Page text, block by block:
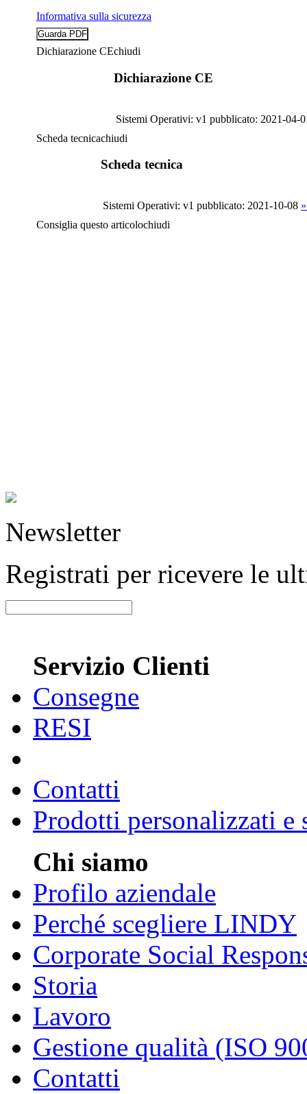
Informativa sulla sicurezza
Dichiarazione CEchiudi
Dichiarazione CE
Sistemi Operativi: v1 pubblicato: 2021-04-
Scheda tecnicachiudi
Scheda tecnica
Sistemi Operativi: v1 pubblicato: 2021-10-08
Consiglia questo articolochiudi
Newsletter
Registrati per ricevere le
Servizio Clienti
Consegne
RESI
Contatti
Prodotti personalizzati e
Chi siamo
Profilo aziendale
Perché scegliere LINDY
Corporate Social
Storia
Lavoro
Gestione qualità (ISO
Contatti